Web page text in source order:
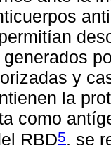
y
la
como
RBD5, se